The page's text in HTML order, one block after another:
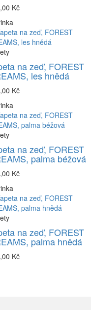
Kč
na zeď, FOREST
les hnědá
Kč
na zeď, FOREST
palma béžová
Kč
na zeď, FOREST
palma hnědá
Kč